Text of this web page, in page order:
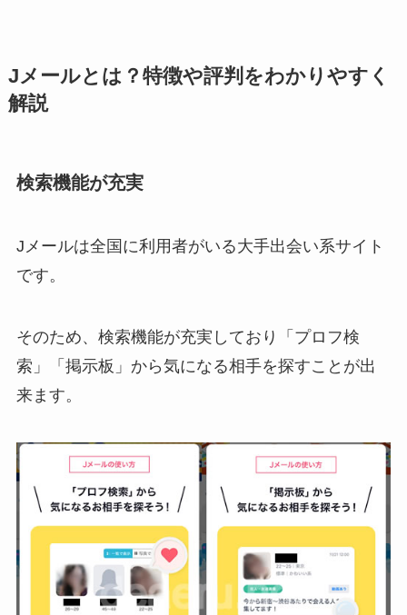
Jメールとは？特徴や評判をわかりやすく
解説
検索機能が充実
Jメールは全国に利用者がいる大手出会い系サイト
です。
そのため、検索機能が充実しており「プロフ検
索」「掲示板」から気になる相手を探すことが出
来ます。